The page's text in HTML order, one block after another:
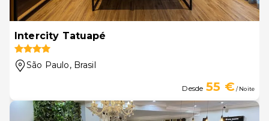
Intercity Tatuapé
São Paulo, Brasil
Desde 55 €/ Noite